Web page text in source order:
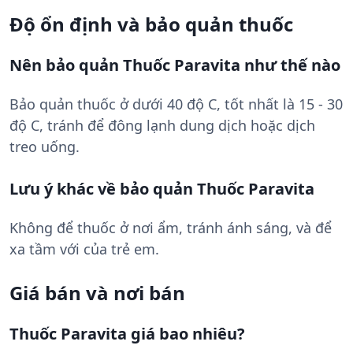
Độ ổn định và bảo quản thuốc
Nên bảo quản Thuốc Paravita như thế nào
Bảo quản thuốc ở dưới 40 độ C, tốt nhất là 15 - 30
độ C, tránh để đông lạnh dung dịch hoặc dịch
treo uống.
Lưu ý khác về bảo quản Thuốc Paravita
Không để thuốc ở nơi ẩm, tránh ánh sáng, và để
xa tầm với của trẻ em.
Giá bán và nơi bán
Thuốc Paravita giá bao nhiêu?